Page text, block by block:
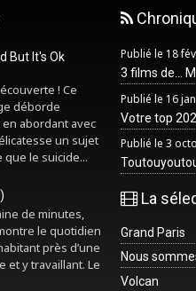
But It's Ok
! Ce
déborde
abordant avec
un sujet
que le suicide...
de minutes,
le quotidien
près d’une
et y travaillant. Le
Publié le 18
3 films de...
Publié le 16
Votre top
Publié le 3
La
Grand Paris
Nous
Volcan